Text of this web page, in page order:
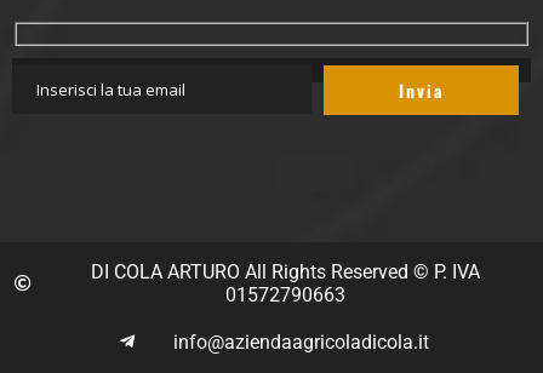
DI COLA ARTURO All Rights Reserved © P. IVA
01572790663
info@aziendaagricoladicola.it